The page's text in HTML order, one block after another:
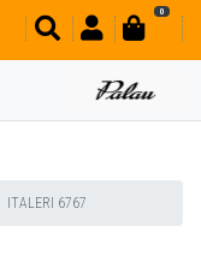
0
ITALERI 6767